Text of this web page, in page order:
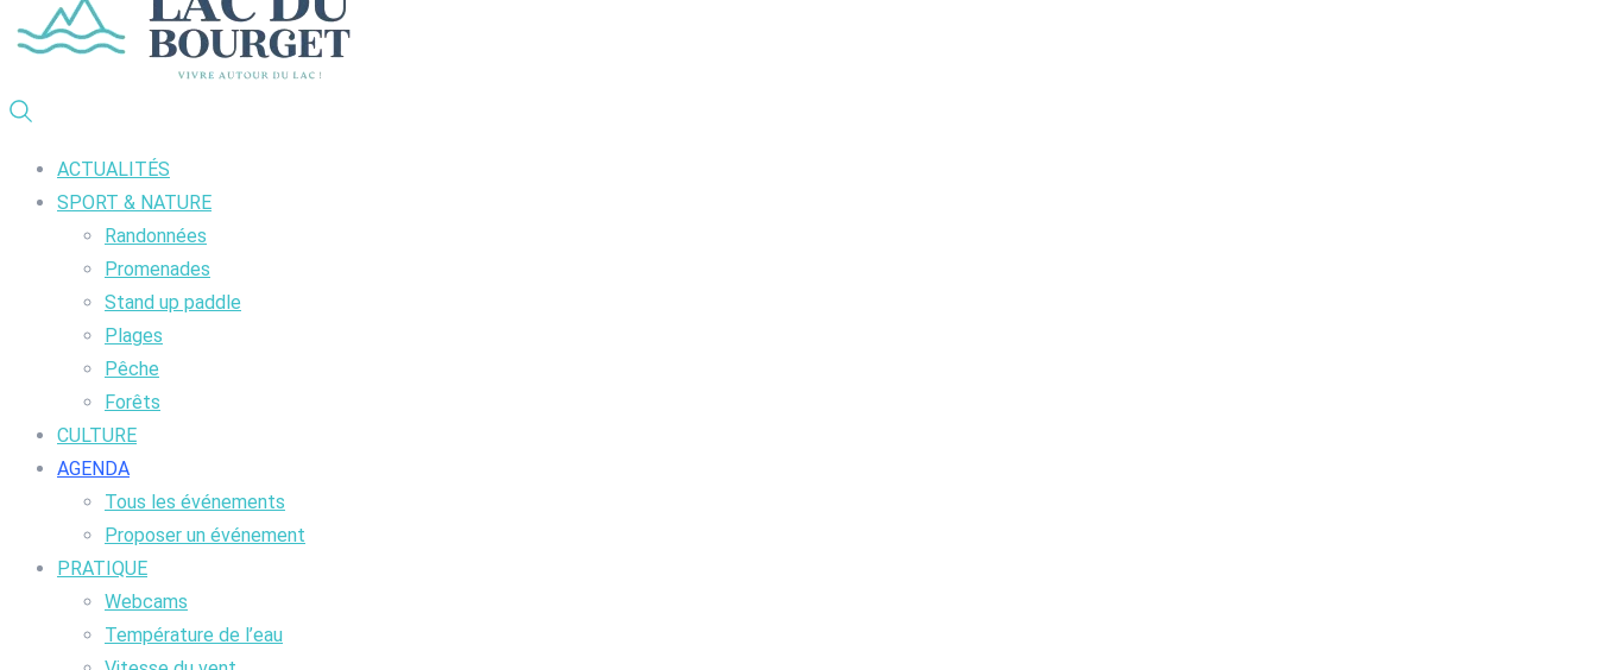
ACTUALITÉS
SPORT & NATURE
Randonnées
Promenades
Stand up paddle
Plages
Pêche
Forêts
CULTURE
AGENDA
Tous les événements
Proposer un événement
PRATIQUE
Webcams
Température de l’eau